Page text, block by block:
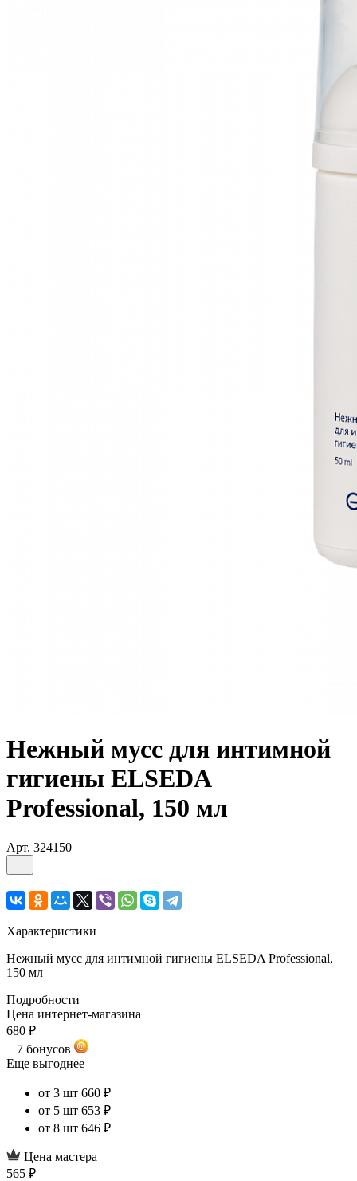
Нежный мусс для интимной
гигиены ELSEDA
Professional, 150 мл
Арт. 324150
Характеристики
Нежный мусс для интимной гигиены ELSEDA Professional,
150 мл
Подробности
Цена интернет-магазина
680 ₽
+ 7 бонусов
Еще выгоднее
от 3 шт 660 ₽
от 5 шт 653 ₽
от 8 шт 646 ₽
Цена мастера
565 ₽